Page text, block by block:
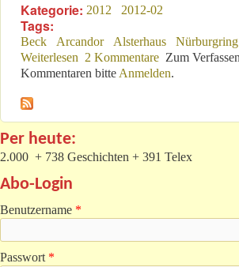
Kategorie: 2012 2012-02
Tags:
Beck Arcandor Alsterhaus Nürburgring
Weiterlesen über „Komm, lieber Beck, und
2 Kommentare Zum
Kommentaren bitte Anmelden.
Per heute:
2.000 + 738 Geschichten + 391 Telex
Abo-Login
Benutzername *
Passwort *